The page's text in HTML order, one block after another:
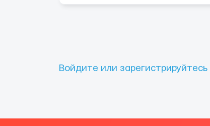
Войдите или зарегистрируйтесь